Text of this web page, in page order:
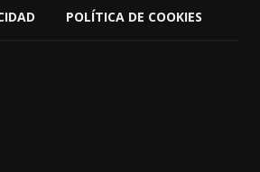
POLÍTICA DE COOKIES